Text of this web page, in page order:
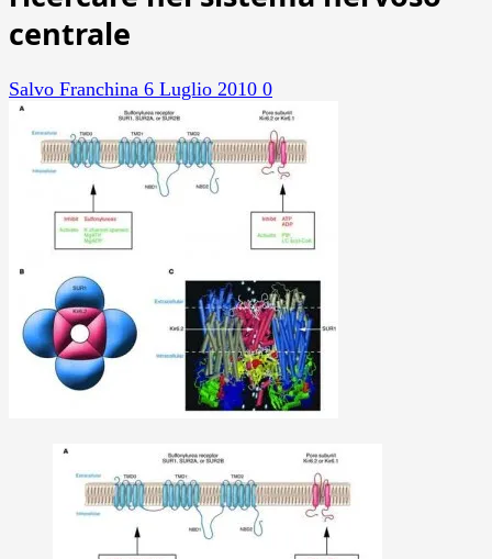
centrale
Salvo Franchina 6 Luglio 2010 0